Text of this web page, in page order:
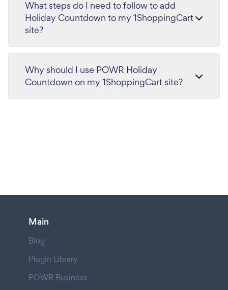
What steps do I need to follow to add
Holiday Countdown to my 1ShoppingCart
site?
Why should I use POWR Holiday
Countdown on my 1ShoppingCart site?
Main
Blog
Plugin Library
POWR Business